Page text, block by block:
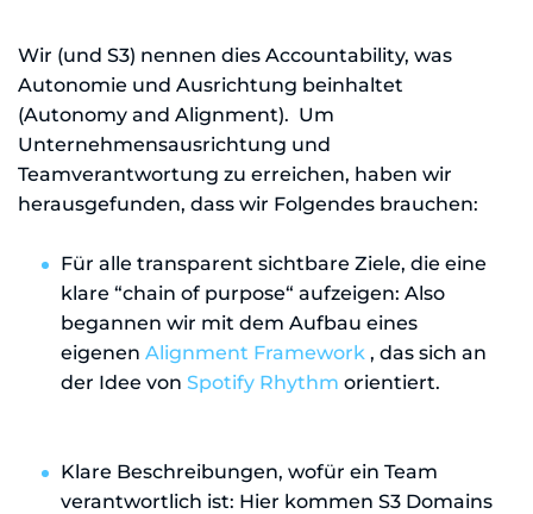
Wir (und S3) nennen dies Accountability, was
Autonomie und Ausrichtung beinhaltet
(Autonomy and Alignment). Um
Unternehmensausrichtung und
Teamverantwortung zu erreichen, haben wir
herausgefunden, dass wir Folgendes brauchen:
Für alle transparent sichtbare Ziele, die eine
klare “chain of purpose“ aufzeigen: Also
begannen wir mit dem Aufbau eines
eigenen Alignment Framework , das sich an
der Idee von Spotify Rhythm orientiert.
Klare Beschreibungen, wofür ein Team
verantwortlich ist: Hier kommen S3 Domains